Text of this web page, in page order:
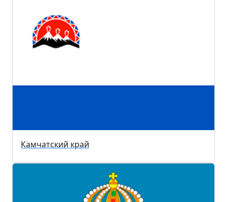
Камчатский край